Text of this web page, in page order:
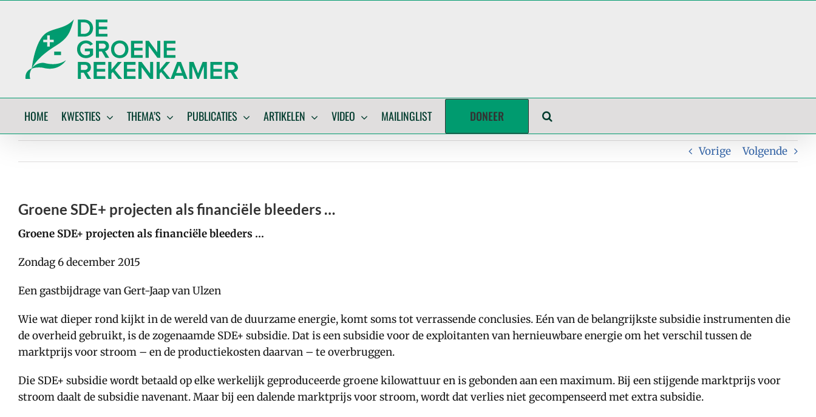
HOME KWESTIES THEMA’S PUBLICATIES ARTIKELEN VIDEO MAILINGLIST DONEER
Vorige Volgende
Groene SDE+ projecten als financiële bleeders …
Groene SDE+ projecten als financiële bleeders …
Zondag 6 december 2015
Een gastbijdrage van Gert-Jaap van Ulzen
Wie wat dieper rond kijkt in de wereld van de duurzame energie, komt soms tot verrassende conclusies. Eén van de belangrijkste subsidie instrumenten die
de overheid gebruikt, is de zogenaamde SDE+ subsidie. Dat is een subsidie voor de exploitanten van hernieuwbare energie om het verschil tussen de
marktprijs voor stroom – en de productiekosten daarvan – te overbruggen.
Die SDE+ subsidie wordt betaald op elke werkelijk geproduceerde groene kilowattuur en is gebonden aan een maximum. Bij een stijgende marktprijs voor
stroom daalt de subsidie navenant. Maar bij een dalende marktprijs voor stroom, wordt dat verlies niet gecompenseerd met extra subsidie.